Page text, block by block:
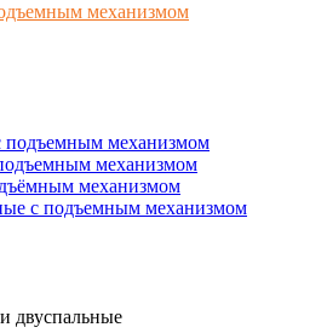
механизмом
подъемным механизмом
механизмом
механизмом
с подъемным механизмом
двуспальные